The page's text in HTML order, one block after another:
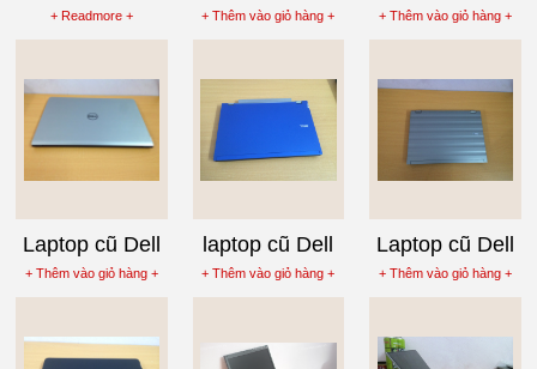
Latitude E6510
Core i5 520M
+ Readmore +
inspiron n4050
core i3-2350m
+ Thêm vào giỏ hàng +
Latitude E5410
i5-460M, ram
+ Thêm vào giỏ hàng +
Laptop cũ Dell
Inspiron 5547,
Core i7 4510U,
SSD 180G
+ Thêm vào giỏ hàng +
laptop cũ Dell
Latitude E4310
Core i5 M540
+ Thêm vào giỏ hàng +
Laptop cũ Dell
Precision
M4400 Core 2
+ Thêm vào giỏ hàng +